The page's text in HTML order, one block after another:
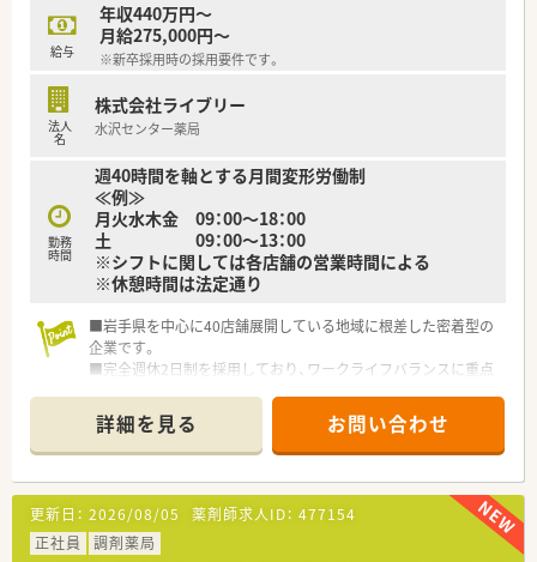
給与
年収440万円～
月給275,000円～
※新卒採用時の採用要件です。
法人
名
株式会社ライブリー
水沢センター薬局
勤務
時間
週40時間を軸とする月間変形労働制
≪例≫
月火水木金 09：00～18：00
土 09：00～13：00
※シフトに関しては各店舗の営業時間による
※休憩時間は法定通り
■岩手県を中心に40店舗展開している地域に根差した密着型の
企業です。
■完全週休2日制を採用しており、ワークライフバランスに重点
■新卒採用も積極的に行っており、若手も活躍できる環境は整っ
ております。
■教育制度は集合研修やEラーニングを活用しております。
詳細を見る お問い合わせ
更新日： 2026/08/05 薬剤師求人ID： 477154
正社員
調剤薬局